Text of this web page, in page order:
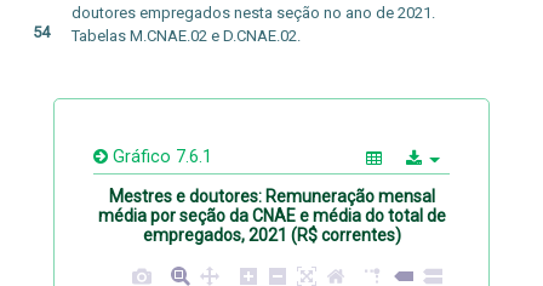
doutores empregados nesta seção no ano de 2021.
54
Tabelas M.CNAE.02 e D.CNAE.02.
Gráfico 7.6.1
Mestres e doutores: Remuneração mensal
média por seção da CNAE e média do total de
empregados, 2021 (R$ correntes)